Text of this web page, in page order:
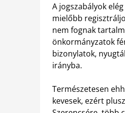
A jogszabályok
mielőbb
nem fognak
önkormányzatok
bizonylatok,
irányba.
Természetesen
kevesek, ezért